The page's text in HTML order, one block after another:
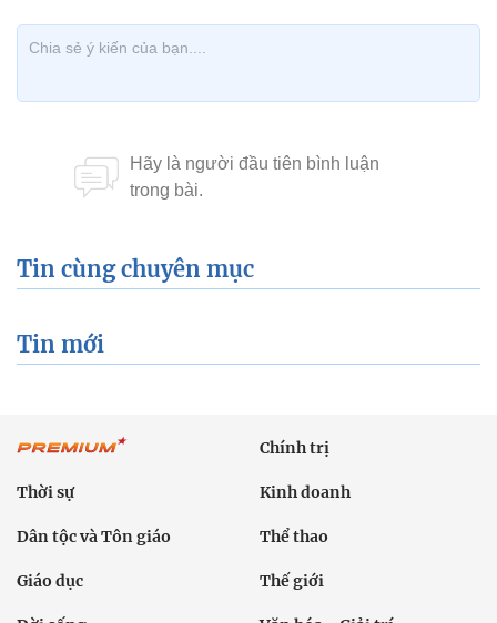
Tin cùng chuyên mục
Tin mới
Chính trị
Thời sự Kinh doanh
Dân tộc và Tôn giáo Thể thao
Giáo dục Thế giới